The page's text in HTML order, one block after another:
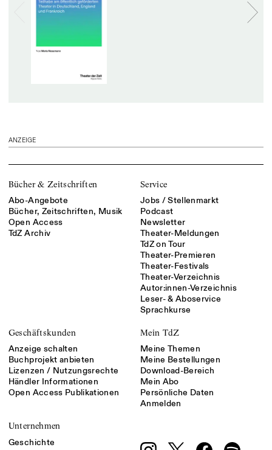
ANZEIGE
Bücher & Zeitschriften
Abo-Angebote
Bücher, Zeitschriften, Musik
Open Access
TdZ Archiv
Service
Jobs / Stellenmarkt
Podcast
Newsletter
Theater-Meldungen
TdZ on Tour
Theater-Premieren
Theater-Festivals
Theater-Verzeichnis
Autor:innen-Verzeichnis
Leser- & Aboservice
Sprachkurse
Geschäftskunden
Anzeige schalten
Buchprojekt anbieten
Lizenzen / Nutzungsrechte
Händler Informationen
Open Access Publikationen
Mein TdZ
Meine Themen
Meine Bestellungen
Download-Bereich
Mein Abo
Persönliche Daten
Anmelden
Unternehmen
Geschichte